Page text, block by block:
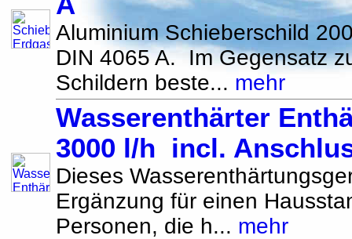
Aluminium Schieberschild
DIN 4065 A. Im Gegensatz
Schildern beste... mehr
Wasserenthärter
3000 l/h incl.
Dieses
Ergänzung für einen
Personen, die h... mehr